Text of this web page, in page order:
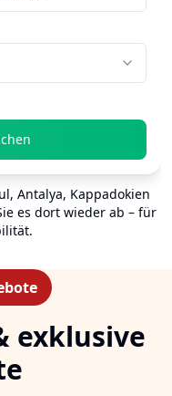
Antalya, Kappadokien
es dort wieder ab – für
exklusive